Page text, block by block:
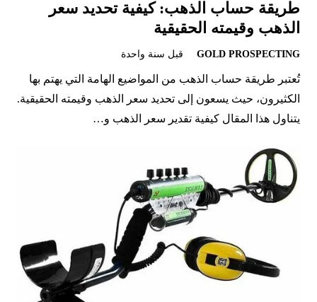
طريقة حساب الذهب: كيفية تحديد سعر
الذهب وقيمته الحقيقية
GOLD PROSPECTING قبل سنة واحدة
تُعتبر طريقة حساب الذهب من المواضيع الهامة التي يهتم بها
الكثيرون، حيث يسعون إلى تحديد سعر الذهب وقيمته الحقيقية.
يتناول هذا المقال كيفية تقدير سعر الذهب و…